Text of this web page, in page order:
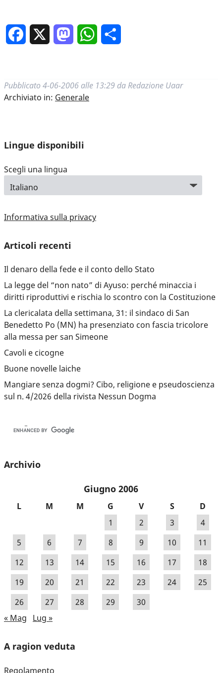
Facebook MastodonWhatsApp
Pubblicato 4-06-2006 alle 13:29 da Redazione Uaar
Archiviato in: Generale
Lingue disponibili
Scegli una lingua
Informativa sulla privacy
Articoli recenti
Il denaro della fede e il conto dello Stato
La legge del “non nato” di Ayuso: perché minaccia i
diritti riproduttivi e rischia lo scontro con la Costituzione
La clericalata della settimana, 31: il sindaco di San
Benedetto Po (MN) ha presenziato con fascia tricolore
alla messa per san Simeone
Cavoli e cicogne
Buone novelle laiche
Mangiare senza dogmi? Cibo, religione e pseudoscienza
sul n. 4/2026 della rivista Nessun Dogma
Archivio
Giugno 2006
L M M G V S
D
1
2 3
4
5
6 7 8 9 10
11
12
13 14 15 16 17
18
19
20 21 22 23 24
25
26
27 28 29
30
« Mag
Lug »
A ragion veduta
Regolamento